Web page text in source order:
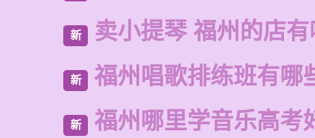
新 卖小提琴 福州的店
新 福州唱歌排练班有哪
新 福州哪里学音乐高考